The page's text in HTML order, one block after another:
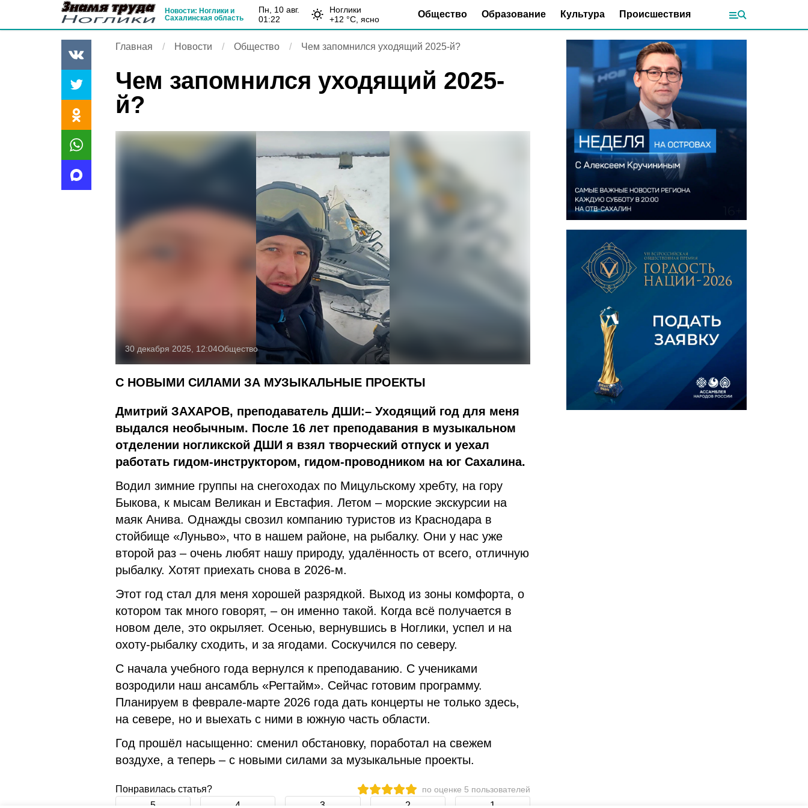
Новости: Ноглики и
Сахалинская область
пн, 10 авг.
01:22
Ноглики
+12 °С, ясно Общество Образование Культура Происшествия
Главная Новости Общество Чем запомнился уходящий 2025-й?
Чем запомнился уходящий 2025-
й?
30 декабря 2025, 12:04Общество
С НОВЫМИ СИЛАМИ ЗА МУЗЫКАЛЬНЫЕ ПРОЕКТЫ
Дмитрий ЗАХАРОВ, преподаватель ДШИ:– Уходящий год для меня
выдался необычным. После 16 лет преподавания в музыкальном
отделении ногликской ДШИ я взял творческий отпуск и уехал
работать гидом-инструктором, гидом-проводником на юг Сахалина.
Водил зимние группы на снегоходах по Мицульскому хребту, на гору
Быкова, к мысам Великан и Евстафия. Летом – морские экскурсии на
маяк Анива. Однажды свозил компанию туристов из Краснодара в
стойбище «Луньво», что в нашем районе, на рыбалку. Они у нас уже
второй раз – очень любят нашу природу, удалённость от всего, отличную
рыбалку. Хотят приехать снова в 2026-м.
Этот год стал для меня хорошей разрядкой. Выход из зоны комфорта, о
котором так много говорят, – он именно такой. Когда всё получается в
новом деле, это окрыляет. Осенью, вернувшись в Ноглики, успел и на
охоту-рыбалку сходить, и за ягодами. Соскучился по северу.
С начала учебного года вернулся к преподаванию. С учениками
возродили наш ансамбль «Регтайм». Сейчас готовим программу.
Планируем в феврале-марте 2026 года дать концерты не только здесь,
на севере, но и выехать с ними в южную часть области.
Год прошёл насыщенно: сменил обстановку, поработал на свежем
воздухе, а теперь – с новыми силами за музыкальные проекты.
Понравилась статья? по оценке 5 пользователей
5 4 3 2 1